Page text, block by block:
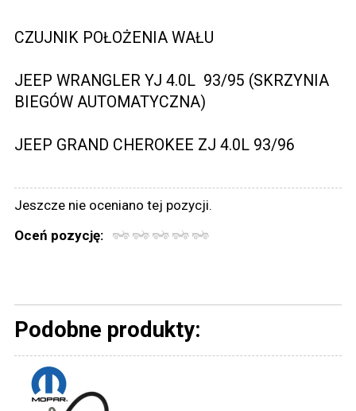
CZUJNIK POŁOŻENIA WAŁU
JEEP WRANGLER YJ 4.0L 93/95 (SKRZYNIA
BIEGÓW AUTOMATYCZNA)
JEEP GRAND CHEROKEE ZJ 4.0L 93/96
Jeszcze nie oceniano tej pozycji.
Oceń pozycję:
Podobne produkty: